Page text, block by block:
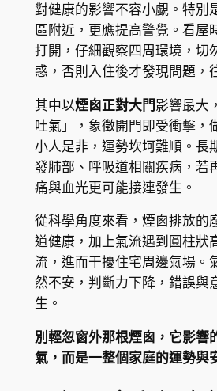
對健康的影響不容小覷。特別
區附近，更應提高警覺。看屋
打開，仔細觀察四周環境，切
惑，否則入住後才發現問題，
其中以煙囪正對大門 影響最大
吐氣」，象徵開門即受衝擊，
小人是非，運勢坎坷難順。長
發肺部、呼吸道相關疾病，若
痛與血光更可能接連發生。
從科學角度來看，煙囪排放的
道健康，加上氣流遇到圓柱狀
流，進而干擾住宅周邊氣場。
然不安，判斷力下降，錯誤與
生。
別輕忽窗外那根煙囪，它影響
氣，而是一整個家庭的運勢與